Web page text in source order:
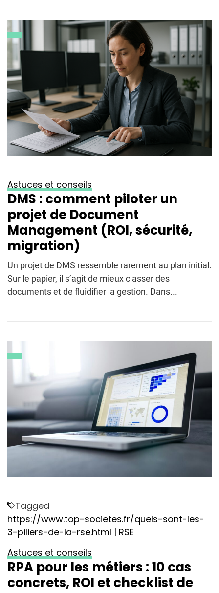
Astuces et conseils
DMS : comment piloter un
projet de Document
Management (ROI, sécurité,
migration)
Un projet de DMS ressemble rarement au plan initial.
Sur le papier, il s’agit de mieux classer des
documents et de fluidifier la gestion. Dans...
Tagged
https://www.top-societes.fr/quels-sont-les-
3-piliers-de-la-rse.html | RSE
Astuces et conseils
RPA pour les métiers : 10 cas
concrets, ROI et checklist de